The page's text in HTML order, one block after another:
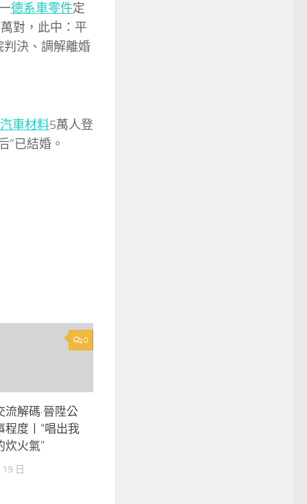
德系車零件定
對，此中：平
判決、調解離婚
汽車材料5萬人登
”已結婚。
0
流解碼·晉陞公
程度丨“唱出我
炊火氣”
日